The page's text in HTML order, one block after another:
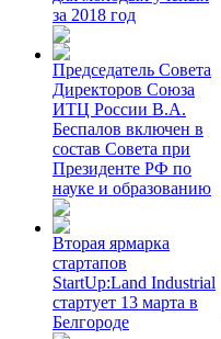
за 2018 год
Председатель Совета
Директоров Союза
ИТЦ России В.А.
Беспалов включен в
состав Совета при
Президенте РФ по
науке и образованию
Вторая ярмарка
стартапов
StartUp:Land Industrial
стартует 13 марта в
Белгороде